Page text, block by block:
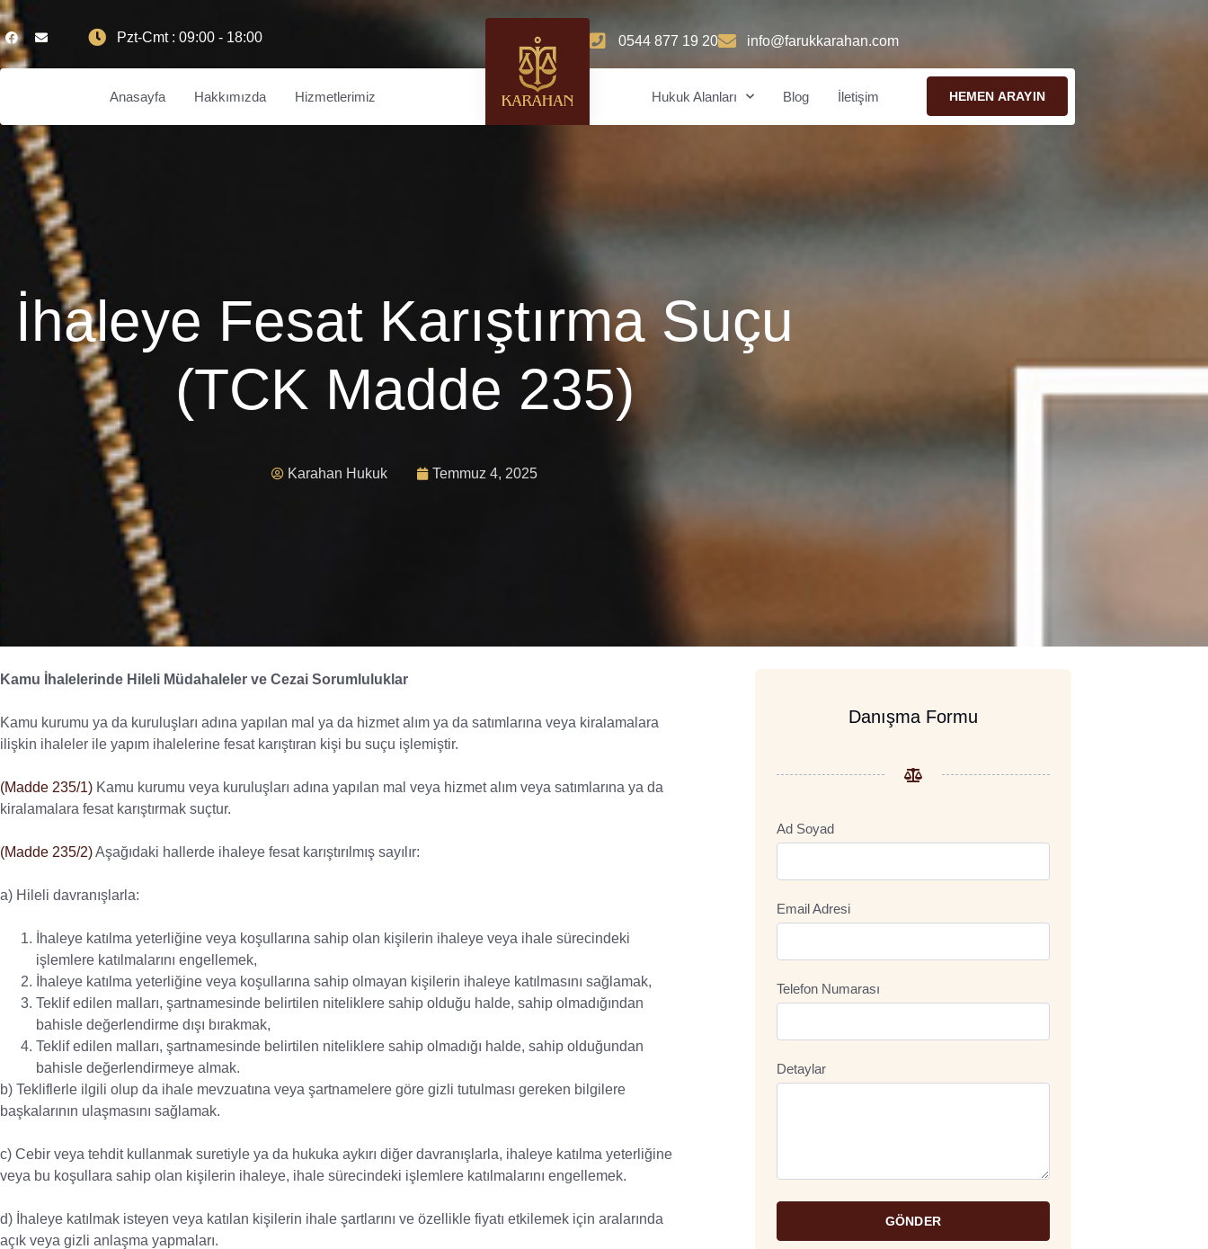
Pzt-Cmt : 09:00 - 18:00
Anasayfa Hakkımızda Hizmetlerimiz
0544 877 19 20 info@farukkarahan.com
Hukuk Alanları Blog İletişim HEMEN ARAYIN
İhaleye Fesat Karıştırma Suçu
(TCK Madde 235)
Karahan Hukuk Temmuz 4, 2025
Kamu İhalelerinde Hileli Müdahaleler ve Cezai Sorumluluklar
Kamu kurumu ya da kuruluşları adına yapılan mal ya da hizmet alım ya da satımlarına veya kiralamalara
ilişkin ihaleler ile yapım ihalelerine fesat karıştıran kişi bu suçu işlemiştir.
(Madde 235/1) Kamu kurumu veya kuruluşları adına yapılan mal veya hizmet alım veya satımlarına ya da
kiralamalara fesat karıştırmak suçtur.
(Madde 235/2)Aşağıdaki hallerde ihaleye fesat karıştırılmış sayılır:
a) Hileli davranışlarla:
İhaleye katılma yeterliğine veya koşullarına sahip olan kişilerin ihaleye veya ihale sürecindeki
işlemlere katılmalarını engellemek,
İhaleye katılma yeterliğine veya koşullarına sahip olmayan kişilerin ihaleye katılmasını sağlamak,
Teklif edilen malları, şartnamesinde belirtilen niteliklere sahip olduğu halde, sahip olmadığından
bahisle değerlendirme dışı bırakmak,
Teklif edilen malları, şartnamesinde belirtilen niteliklere sahip olmadığı halde, sahip olduğundan
bahisle değerlendirmeye almak.
b) Tekliflerle ilgili olup da ihale mevzuatına veya şartnamelere göre gizli tutulması gereken bilgilere
başkalarının ulaşmasını sağlamak.
c) Cebir veya tehdit kullanmak suretiyle ya da hukuka aykırı diğer davranışlarla, ihaleye katılma yeterliğine
veya bu koşullara sahip olan kişilerin ihaleye, ihale sürecindeki işlemlere katılmalarını engellemek.
d) İhaleye katılmak isteyen veya katılan kişilerin ihale şartlarını ve özellikle fiyatı etkilemek için aralarında
açık veya gizli anlaşma yapmaları.
Danışma Formu
Ad Soyad
Email Adresi
Telefon Numarası
Detaylar
GÖNDER